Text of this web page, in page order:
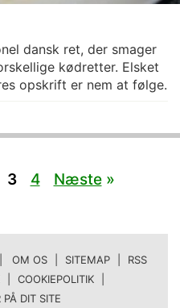
dansk ret, der smager
kødretter. Elsket
opskrift er nem at følge.
3 4 Næste»
OM OS SITEMAP
RSS
COOKIEPOLITIK
PÅ DIT SITE